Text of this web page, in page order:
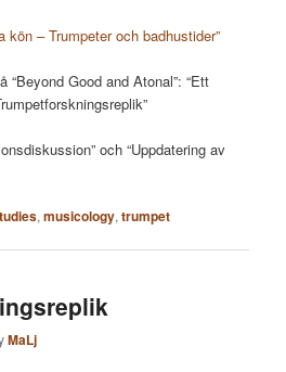
kön – Trumpeter och badhustider”
“Beyond Good and Atonal”: “Ett
och “Uppdatering av
,musicology,trumpet
MaLj